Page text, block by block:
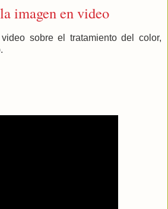
imagen en video
sobre el tratamiento del color,